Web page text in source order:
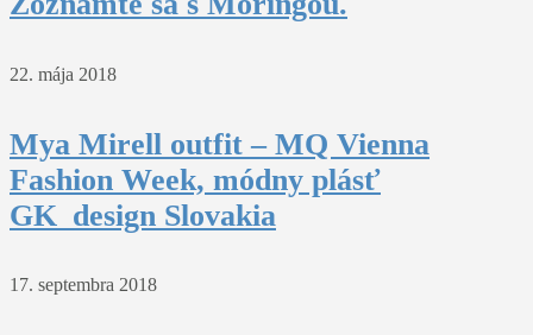
22. mája 2018
Mya Mirell outfit – MQ Vienna
Fashion Week, módny plásť
GK_design Slovakia
17. septembra 2018